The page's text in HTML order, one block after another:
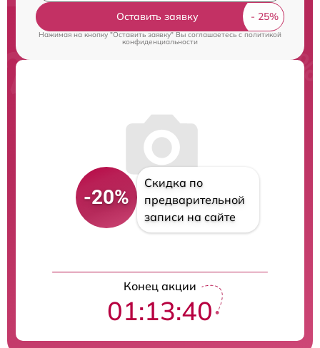
Оставить заявку
Нажимая на кнопку "Оставить заявку" Вы соглашаетесь cполитикой
конфиденциальности
-20%
Скидка по
предварительной
записи на сайте
Конец акции
01:13:39